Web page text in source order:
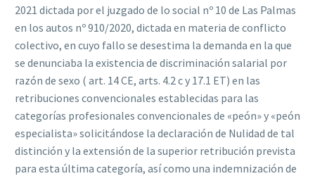
2021 dictada por el juzgado de lo social nº 10 de Las Palmas
en los autos nº 910/2020, dictada en materia de conf‌licto
colectivo, en cuyo fallo se desestima la demanda en la que
se denunciaba la existencia de discriminación salarial por
razón de sexo ( art. 14CE, arts. 4.2 c y 17.1 ET) en las
retribuciones convencionales establecidas para las
categorías profesionales convencionales de «peón» y «peón
especialista» solicitándose la declaración de Nulidad de tal
distinción y la extensión de la superior retribución prevista
para esta última categoría, así como una indemnización de